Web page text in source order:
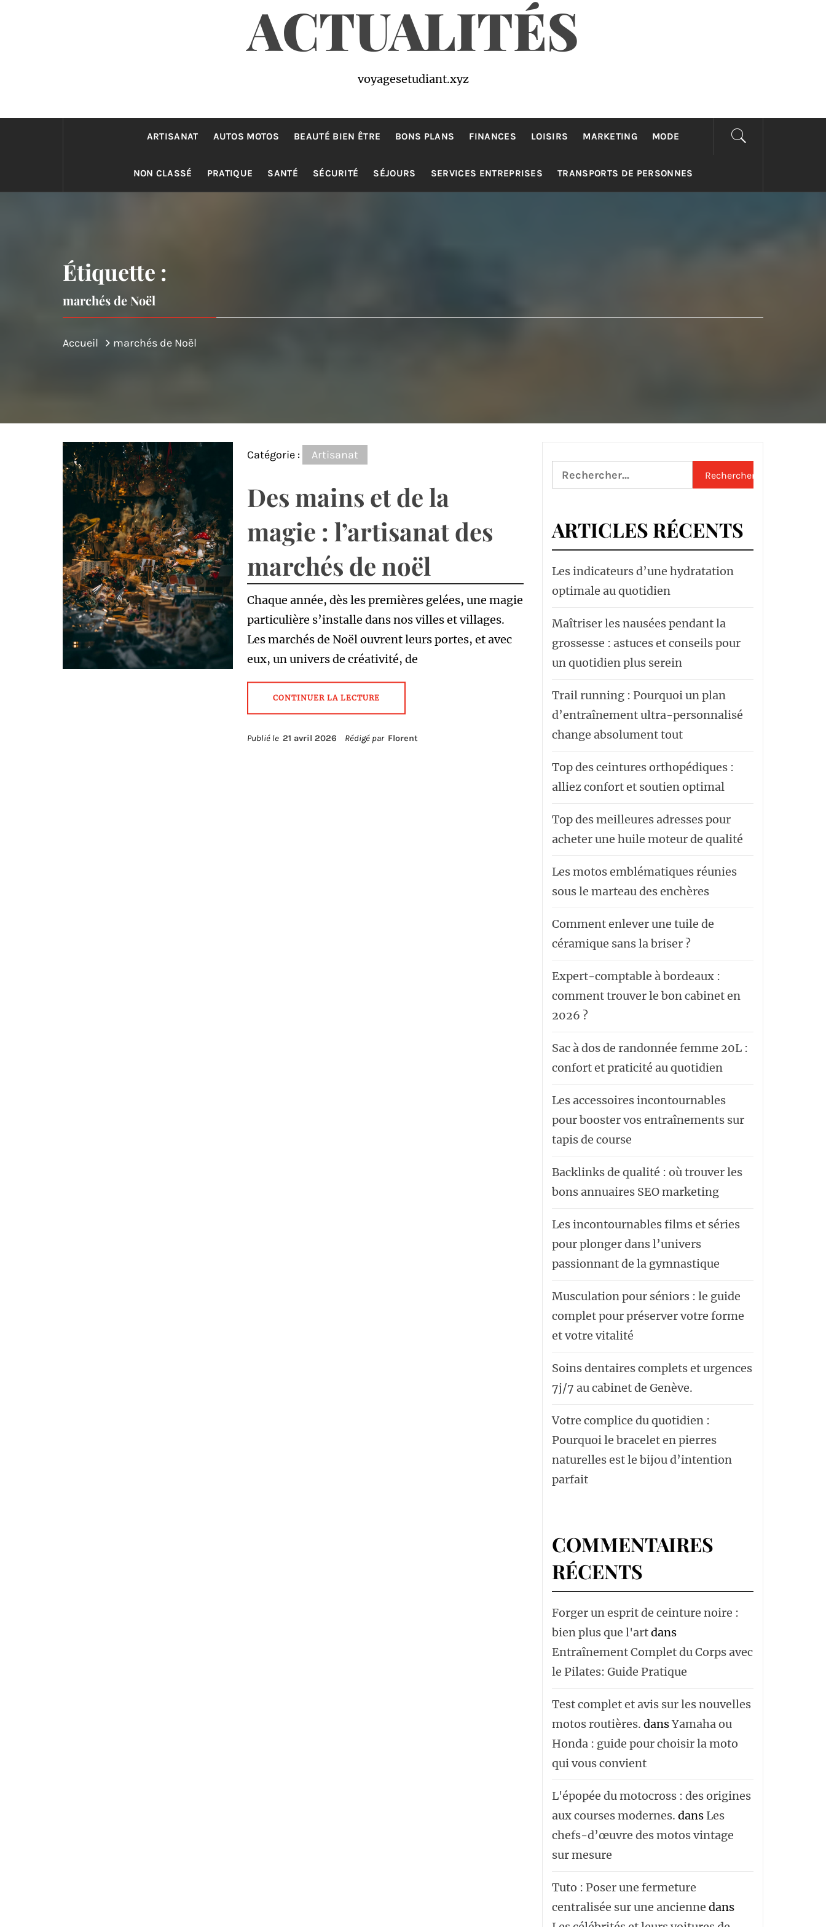
ACTUALITÉS
voyagesetudiant.xyz
ARTISANAT AUTOS MOTOS BEAUTÉ BIEN ÊTRE BONS PLANS FINANCES LOISIRS MARKETING MODE
NON CLASSÉ PRATIQUE SANTÉ SÉCURITÉ SÉJOURS SERVICES ENTREPRISES TRANSPORTS DE PERSONNES
Étiquette :
marchés de Noël
Accueil marchés de Noël
Catégorie : Artisanat
Des mains et de la
magie : l’artisanat des
marchés de noël
Chaque année, dès les premières gelées, une magie
particulière s’installe dans nos villes et villages.
Les marchés de Noël ouvrent leurs portes, et avec
eux, un univers de créativité, de
CONTINUER LA LECTURE
Publié le 21 avril 2026 Rédigé par Florent
Rechercher :
ARTICLES RÉCENTS
Les indicateurs d’une hydratation
optimale au quotidien
Maîtriser les nausées pendant la
grossesse : astuces et conseils pour
un quotidien plus serein
Trail running : Pourquoi un plan
d’entraînement ultra-personnalisé
change absolument tout
Top des ceintures orthopédiques :
alliez confort et soutien optimal
Top des meilleures adresses pour
acheter une huile moteur de qualité
Les motos emblématiques réunies
sous le marteau des enchères
Comment enlever une tuile de
céramique sans la briser ?
Expert-comptable à bordeaux :
comment trouver le bon cabinet en
2026 ?
Sac à dos de randonnée femme 20L :
confort et praticité au quotidien
Les accessoires incontournables
pour booster vos entraînements sur
tapis de course
Backlinks de qualité : où trouver les
bons annuaires SEO marketing
Les incontournables films et séries
pour plonger dans l’univers
passionnant de la gymnastique
Musculation pour séniors : le guide
complet pour préserver votre forme
et votre vitalité
Soins dentaires complets et urgences
7j/7 au cabinet de Genève.
Votre complice du quotidien :
Pourquoi le bracelet en pierres
naturelles est le bijou d’intention
parfait
COMMENTAIRES
RÉCENTS
Forger un esprit de ceinture noire :
bien plus que l'artdans
Entraînement Complet du Corps avec
le Pilates: Guide Pratique
Test complet et avis sur les nouvelles
motos routières. dansYamaha ou
Honda : guide pour choisir la moto
qui vous convient
L'épopée du motocross : des origines
aux courses modernes. dans Les
chefs-d’œuvre des motos vintage
sur mesure
Tuto : Poser une fermeture
centralisée sur une ancienne dans